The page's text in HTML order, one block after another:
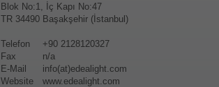
Blok No:1, İç Kapı No:47
TR 34490 Başakşehir (İstanbul)
Telefon
+90 2128120327
Fax
n/a
E-Mail
info(at)edealight.com
Website
www.edealight.com